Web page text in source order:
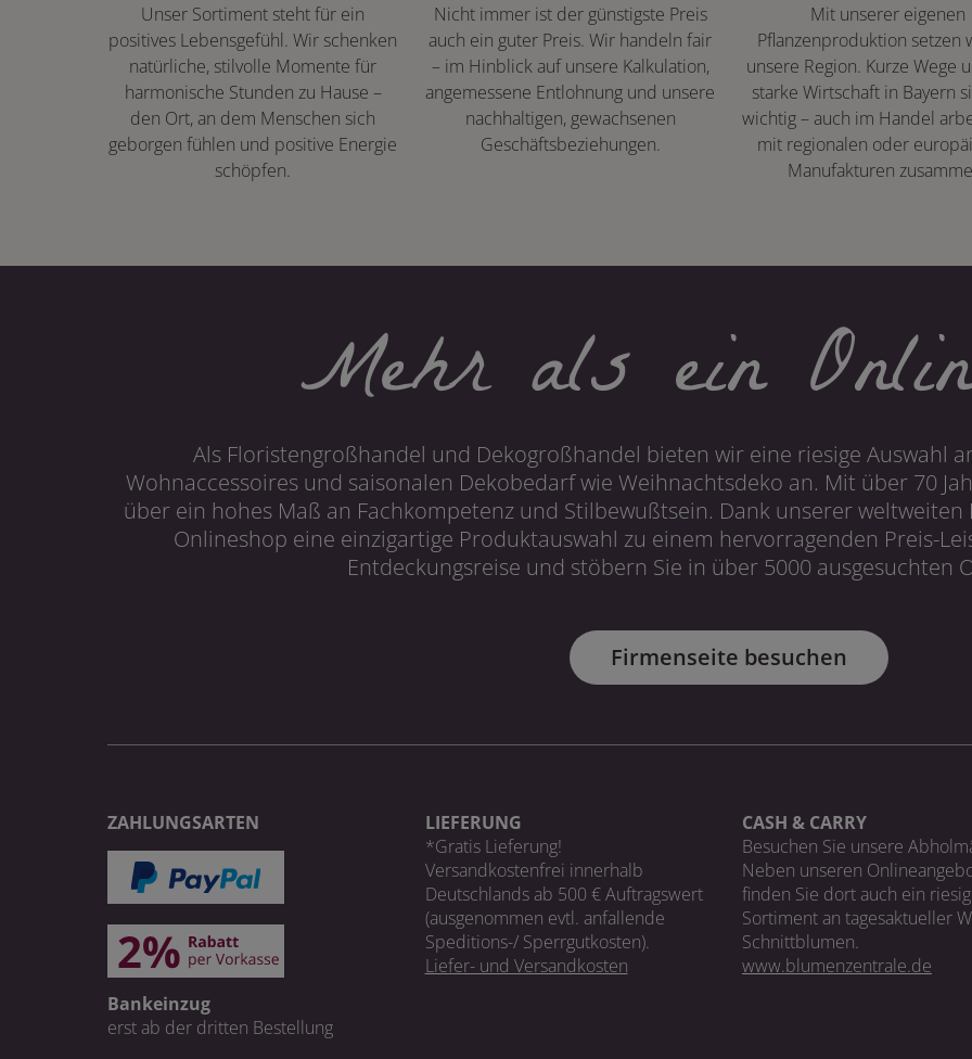
Unser Sortiment steht für ein
positives Lebensgefühl. Wir schenken
natürliche, stilvolle Momente für
harmonische Stunden zu Hause –
den Ort, an dem Menschen sich
geborgen fühlen und positive Energie
schöpfen.
Nicht immer ist der günstigste Preis
auch ein guter Preis. Wir handeln fair
– im Hinblick auf unsere Kalkulation,
angemessene Entlohnung und unsere
nachhaltigen, gewachsenen
Geschäftsbeziehungen.
Mit unserer eigenen
Pflanzenproduktion setzen
unsere Region. Kurze Wege
starke Wirtschaft in Bayern
wichtig – auch im Handel
mit regionalen oder
Manufakturen
Mehr als ein
Als Floristengroßhandel und Dekogroßhandel bieten wir eine riesige Auswahl
Wohnaccessoires und saisonalen Dekobedarf wie Weihnachtsdeko an. Mit über 70
über ein hohes Maß an Fachkompetenz und Stilbewußtsein. Dank unserer
Onlineshop eine einzigartige Produktauswahl zu einem hervorragenden Preis-
Entdeckungsreise und stöbern Sie in über 5000 ausgesuchten
Firmenseite besuchen
ZAHLUNGSARTEN
Bankeinzug
erst ab der dritten Bestellung
LIEFERUNG
*Gratis Lieferung!
Versandkostenfrei innerhalb
Deutschlands ab 500 € Auftragswert
(ausgenommen evtl. anfallende
Speditions-/ Sperrgutkosten).
Liefer- und Versandkosten
CASH & CARRY
Besuchen Sie unsere
Neben unseren
finden Sie dort auch ein
Sortiment an tagesaktueller
Schnittblumen.
www.blumenzentrale.de